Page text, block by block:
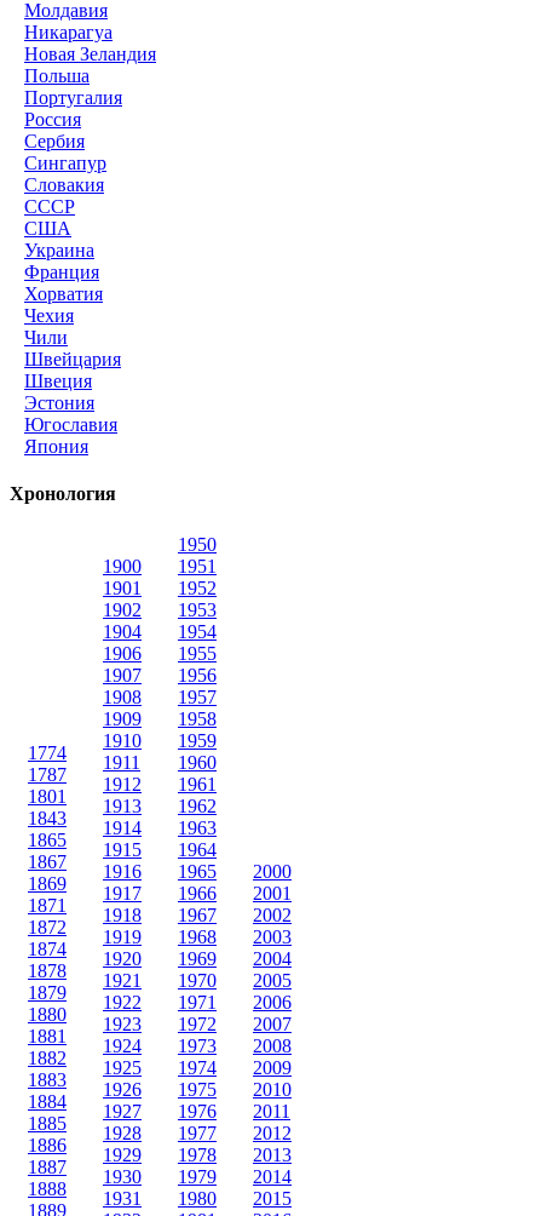
Молдавия
Никарагуа
Новая Зеландия
Польша
Португалия
Россия
Сербия
Сингапур
Словакия
СССР
США
Украина
Франция
Хорватия
Чехия
Чили
Швейцария
Швеция
Эстония
Югославия
Япония
Хронология
1774
1787
1801
1843
1865
1867
1869
1871
1872
1874
1878
1879
1880
1881
1882
1883
1884
1885
1886
1887
1888
1889
1900
1901
1902
1904
1906
1907
1908
1909
1910
1911
1912
1913
1914
1915
1916
1917
1918
1919
1920
1921
1922
1923
1924
1925
1926
1927
1928
1929
1930
1931
1950
1951
1952
1953
1954
1955
1956
1957
1958
1959
1960
1961
1962
1963
1964
1965
1966
1967
1968
1969
1970
1971
1972
1973
1974
1975
1976
1977
1978
1979
1980
2000
2001
2002
2003
2004
2005
2006
2007
2008
2009
2010
2011
2012
2013
2014
2015